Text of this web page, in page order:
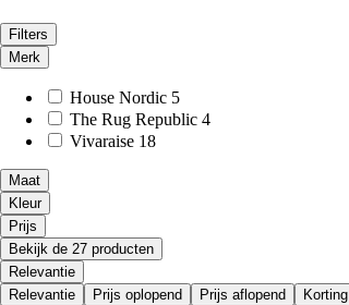
Filters
Merk
House Nordic 5
The Rug Republic 4
Vivaraise 18
Maat
Kleur
Prijs
Bekijk de 27 producten
Relevantie
Relevantie
Prijs oplopend Prijs aflopend Korting